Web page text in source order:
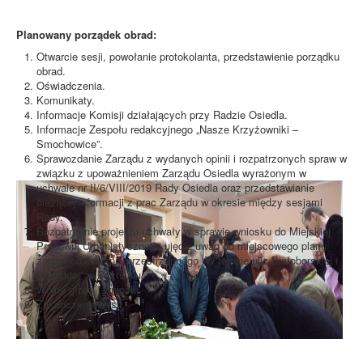
Planowany porządek obrad:
Otwarcie sesji, powołanie protokolanta, przedstawienie porządku
obrad.
Oświadczenia.
Komunikaty.
Informacje Komisji działających przy Radzie Osiedla.
Informacje Zespołu redakcyjnego „Nasze Krzyżowniki –
Smochowice”.
Sprawozdanie Zarządu z wydanych opinii i rozpatrzonych spraw w
związku z upoważnieniem Zarządu Osiedla wyrażonym w
uchwale nr II/6/VIII/2019 Rady Osiedla oraz przedstawianie
bieżącej informacji z prac Zarządu w okresie między sesjami
Rady.
Rozpatrzenie projektu uchwały w sprawie wniosku do Miejskiej
Pracowni Urbanistycznej o ujęcie uwag do miejscowego planu
zagospodarowania przestrzennego „W rejonie ulic Białoborskiej i
Słupskiej” w Poznaniu.
Wolne głosy i wnioski.
Zakończenie sesji.